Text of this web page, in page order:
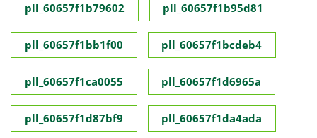
pll_60657f1b79602 pll_60657f1b95d81
pll_60657f1bb1f00 pll_60657f1bcdeb4
pll_60657f1ca0055 pll_60657f1d6965a
pll_60657f1d87bf9 pll_60657f1da4ada